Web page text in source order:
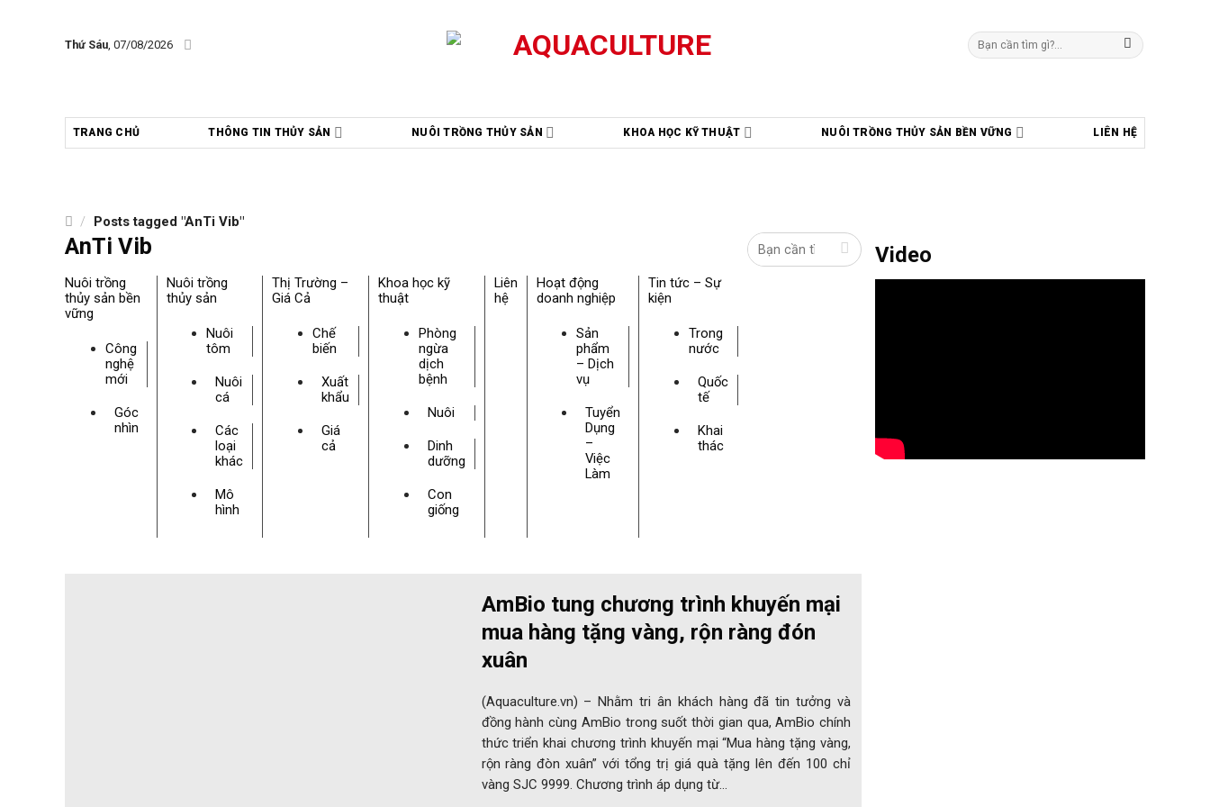
Thứ Sáu, 07/08/2026
Tìm
kiếm:
TRANG CHỦ THÔNG TIN THỦY SẢN NUÔI TRỒNG THỦY SẢN KHOA HỌC KỸ THUẬT NUÔI TRỒNG THỦY SẢN BỀN VỮNG LIÊN HỆ
/ Posts tagged "AnTi Vib"
AnTi Vib
Nuôi trồng
thủy sản bền
vững
Công
nghệ
mới
Góc
nhìn
Nuôi trồng
thủy sản
Nuôi
tôm
Nuôi
cá
Các
loại
khác
Mô
hình
Thị Trường –
Giá Cả
Chế
biến
Xuất
khẩu
Giá
cả
Khoa học kỹ
thuật
Phòng
ngừa
dịch
bệnh
Nuôi
Dinh
dưỡng
Con
giống
Liên
hệ
Hoạt động
doanh nghiệp
Sản
phẩm
– Dịch
vụ
Tuyển
Dụng
–
Việc
Làm
Tin tức – Sự
kiện
Trong
nước
Quốc
tế
Khai
thác
AmBio tung chương trình khuyến mại
mua hàng tặng vàng, rộn ràng đón
xuân
(Aquaculture.vn) – Nhằm tri ân khách hàng đã tin tưởng và
đồng hành cùng AmBio trong suốt thời gian qua, AmBio chính
thức triển khai chương trình khuyến mại “Mua hàng tặng vàng,
rộn ràng đòn xuân” với tổng trị giá quà tặng lên đến 100 chỉ
vàng SJC 9999. Chương trình áp dụng từ…
Video